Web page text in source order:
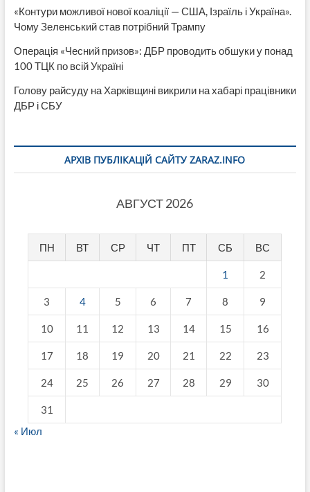
«Контури можливої нової коаліції — США, Ізраїль і Україна».
Чому Зеленський став потрібний Трампу
Операція «Чесний призов»: ДБР проводить обшуки у понад
100 ТЦК по всій Україні
Голову райсуду на Харківщині викрили на хабарі працівники
ДБР і СБУ
АРХІВ ПУБЛІКАЦІЙ САЙТУ ZARAZ.INFO
АВГУСТ 2026
ПН ВТ СР ЧТ ПТ СБ ВС
1 2
3 4 5 6 7 8 9
10 11 12 13 14 15 16
17 18 19 20 21 22 23
24 25 26 27 28 29 30
31
« Июл